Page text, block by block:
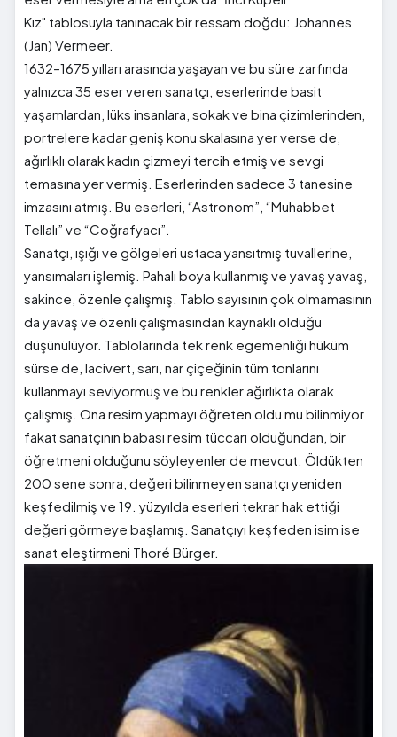
Kız" tablosuyla tanınacak bir ressam doğdu: Johannes
(Jan) Vermeer.
1632–1675 yılları arasında yaşayan ve bu süre zarfında
yalnızca 35 eser veren sanatçı, eserlerinde basit
yaşamlardan, lüks insanlara, sokak ve bina çizimlerinden,
portrelere kadar geniş konu skalasına yer verse de,
ağırlıklı olarak kadın çizmeyi tercih etmiş ve sevgi
temasına yer vermiş. Eserlerinden sadece 3 tanesine
imzasını atmış. Bu eserleri, “Astronom”, “Muhabbet
Tellalı” ve “Coğrafyacı”.
Sanatçı, ışığı ve gölgeleri ustaca yansıtmış tuvallerine,
yansımaları işlemiş. Pahalı boya kullanmış ve yavaş yavaş,
sakince, özenle çalışmış. Tablo sayısının çok olmamasının
da yavaş ve özenli çalışmasından kaynaklı olduğu
düşünülüyor. Tablolarında tek renk egemenliği hüküm
sürse de, lacivert, sarı, nar çiçeğinin tüm tonlarını
kullanmayı seviyormuş ve bu renkler ağırlıkta olarak
çalışmış. Ona resim yapmayı öğreten oldu mu bilinmiyor
fakat sanatçının babası resim tüccarı olduğundan, bir
öğretmeni olduğunu söyleyenler de mevcut. Öldükten
200 sene sonra, değeri bilinmeyen sanatçı yeniden
keşfedilmiş ve 19. yüzyılda eserleri tekrar hak ettiği
değeri görmeye başlamış. Sanatçıyı keşfeden isim ise
sanat eleştirmeni Thoré Bürger.